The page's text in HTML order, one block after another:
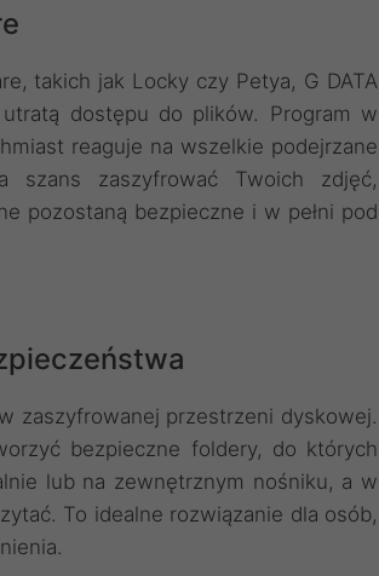
takich jak Locky czy Petya, G DATA
dostępu do plików. Program w
reaguje na wszelkie podejrzane
szans zaszyfrować Twoich zdjęć,
pozostaną bezpieczne i w pełni pod
zaszyfrowanej przestrzeni dyskowej.
bezpieczne foldery, do których
lub na zewnętrznym nośniku, a w
To idealne rozwiązanie dla osób,